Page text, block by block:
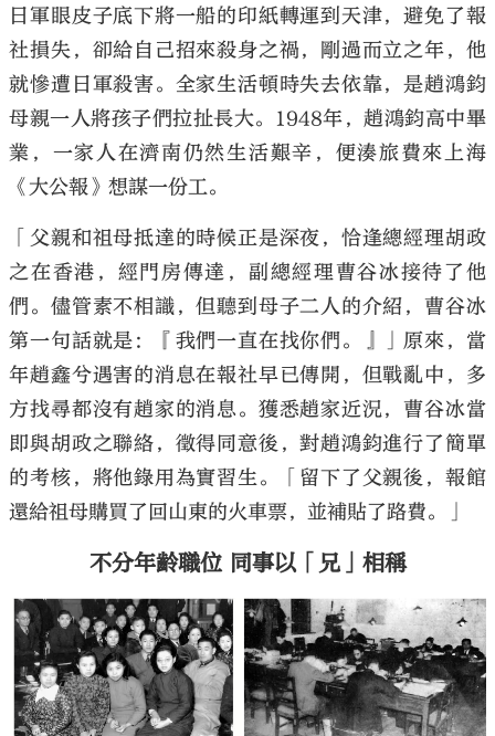
日軍眼皮子底下將一船的印紙轉運到天津，避免了報
社損失，卻給自己招來殺身之禍，剛過而立之年，他
就慘遭日軍殺害。全家生活頓時失去依靠，是趙鴻鈞
母親一人將孩子們拉扯長大。1948年，趙鴻鈞高中畢
業，一家人在濟南仍然生活艱辛，便湊旅費來上海
《大公報》想謀一份工。
「父親和祖母抵達的時候正是深夜，恰逢總經理胡政
之在香港，經門房傳達，副總經理曹谷冰接待了他
們。儘管素不相識，但聽到母子二人的介紹，曹谷冰
第一句話就是：『我們一直在找你們。』」原來，當
年趙鑫兮遇害的消息在報社早已傳開，但戰亂中，多
方找尋都沒有趙家的消息。獲悉趙家近況，曹谷冰當
即與胡政之聯絡，徵得同意後，對趙鴻鈞進行了簡單
的考核，將他錄用為實習生。「留下了父親後，報館
還給祖母購買了回山東的火車票，並補貼了路費。」
不分年齡職位 同事以「兄」相稱